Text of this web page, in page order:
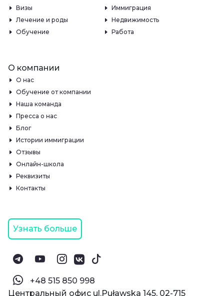
Визы
Иммиграция
Лечение и роды
Недвижимость
Обучение
Работа
О компании
О нас
Обучение от компании
Наша команда
Пресса о нас
Блог
Истории иммиграции
Отзывы
Онлайн-школа
Реквизиты
Контакты
Узнать больше
‪+48 515 850 998‬
Центральный офис ul.Puławska 145, 02-715